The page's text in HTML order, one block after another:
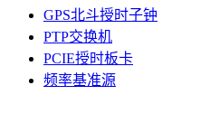
GPS北斗授时子钟
PTP交换机
PCIE授时板卡
频率基准源